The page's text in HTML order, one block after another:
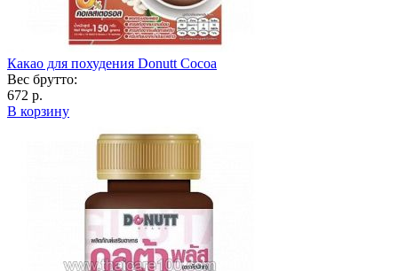
Какао для похудения Donutt Cocoa
Вес брутто:
672 р.
В корзину